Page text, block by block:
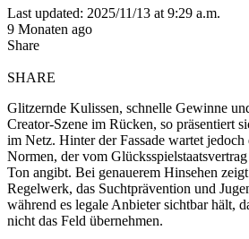
Last updated: 2025/11/13 at 9:29 a.m.
9 Monaten ago
Share
SHARE
Glitzernde Kulissen, schnelle Gewinne
Creator-Szene im Rücken, so präsentiert
im Netz. Hinter der Fassade wartet jedoch
Normen, der vom
Ton angibt. Bei genauerem Hinsehen
Regelwerk, das Suchtprävention und
während es legale Anbieter sichtbar hält,
nicht das Feld übernehmen.